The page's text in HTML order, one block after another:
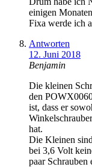
einigen
Fixa werde ich
Antworten
12. Juni 2018
Benjamin
Die kleinen
den
ist, dass er
hat.
Die Kleinen
bei 3,6 Volt
paar Schrauben